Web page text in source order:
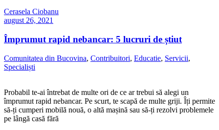
Cerasela Ciobanu
august 26, 2021
Împrumut rapid nebancar: 5 lucruri de știut
Comunitatea din Bucovina, Contribuitori, Educatie, Servicii,
Specialiști
Probabil te-ai întrebat de multe ori de ce ar trebui să alegi un
împrumut rapid nebancar. Pe scurt, te scapă de multe griji. Îți permite
să-ți cumperi mobilă nouă, o altă mașină sau să-ți rezolvi problemele
pe lângă casă fără